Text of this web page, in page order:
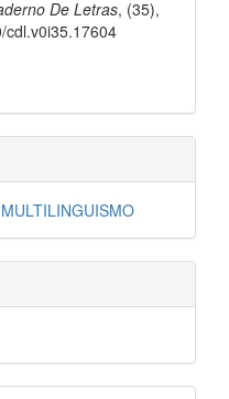
De Letras, (35),